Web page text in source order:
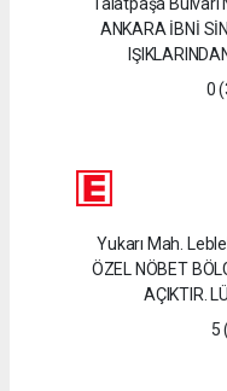
ANKARA İBNİ
0
Yukarı Mah.
ÖZEL NÖBET
AÇIKTIR.
5